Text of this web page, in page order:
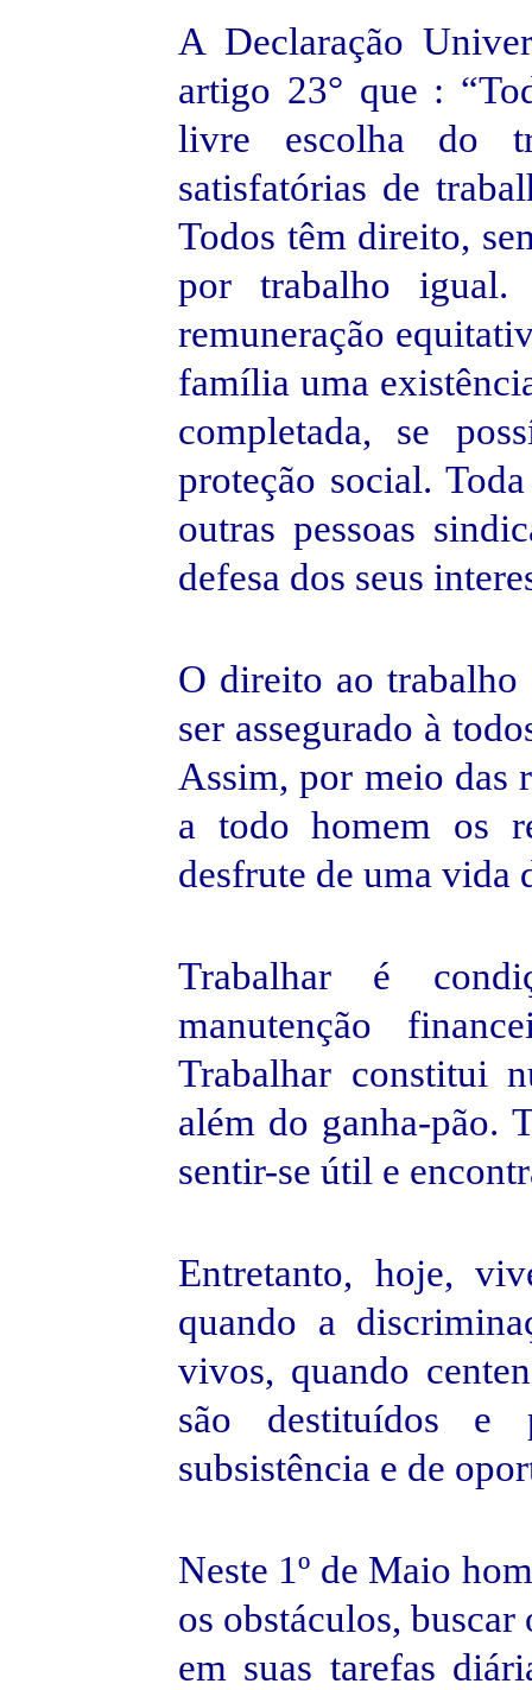
A Declaração
artigo 23° que :
livre escolha do
satisfatórias de
Todos têm direito,
por trabalho
remuneração
família uma
completada, se
proteção social.
outras pessoas
defesa dos seus
O direito ao
ser assegurado à
Assim, por meio das
a todo homem os
desfrute de uma vida
Trabalhar é
manutenção
Trabalhar constitui
além do ganha-pão.
sentir-se útil e
Entretanto, hoje,
quando a
vivos, quando
são destituídos e
subsistência e de
Neste 1º de Maio
os obstáculos,
em suas tarefas